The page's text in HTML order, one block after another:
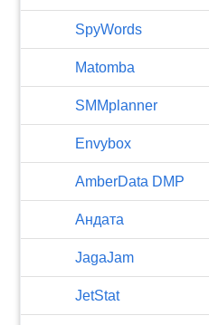
SpyWords
Matomba
SMMplanner
Envybox
AmberData DMP
Андата
JagaJam
JetStat